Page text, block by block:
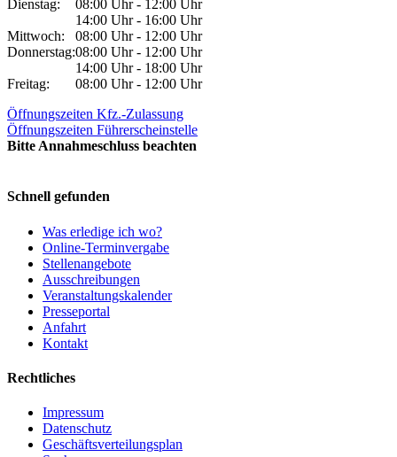
Dienstag:
08:00 Uhr - 12:00 Uhr
14:00 Uhr - 16:00 Uhr
Mittwoch:
08:00 Uhr - 12:00 Uhr
Donnerstag:08:00 Uhr - 12:00 Uhr
14:00 Uhr - 18:00 Uhr
Freitag:
08:00 Uhr - 12:00 Uhr
Öffnungszeiten Kfz.-Zulassung
Öffnungszeiten Führerscheinstelle
Bitte Annahmeschluss beachten
Schnell gefunden
Was erledige ich wo?
Online-Terminvergabe
Stellenangebote
Ausschreibungen
Veranstaltungskalender
Presseportal
Anfahrt
Kontakt
Rechtliches
Impressum
Datenschutz
Geschäftsverteilungsplan